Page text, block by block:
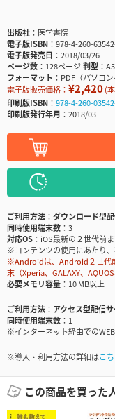
出版社
医学書院
電子版ISBN
978-4-260-
電子版発売日
2018/03/26
ページ数
128ページ判型
A5
フォーマット
PDF（パソコ
電子版販売価格： ¥2,420(
印刷版ISBN
978-4-260-
印刷版発行年月
2018/03
ご利用方法
ダウンロード型
同時使用端末数
3
対応OS
iOS最新の２世代前
※コンテンツの使用にあたり
※Androidは、Android２世代
末（Xperia、GALAXY、
必要メモリ容量
10 MB以上
ご利用方法
アクセス型配信サ
同時使用端末数
1
※インターネット経由での
※導入・利用方法の詳細はこ
この商品を買った